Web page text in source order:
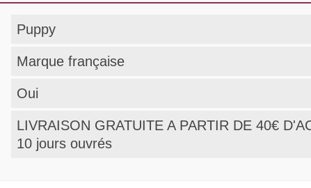
Puppy
Marque française
Oui
LIVRAISON GRATUITE A PARTIR DE 40€
10 jours ouvrés